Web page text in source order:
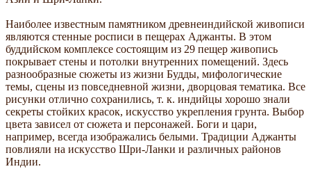
Наиболее известным памятником древнеиндийской живописи
являются стенные росписи в пещерах Аджанты. В этом
буддийском комплексе состоящим из 29 пещер живопись
покрывает стены и потолки внутренних помещений. Здесь
разнообразные сюжеты из жизни Будды, мифологические
темы, сцены из повседневной жизни, дворцовая тематика. Все
рисунки отлично сохранились, т. к. индийцы хорошо знали
секреты стойких красок, искусство укрепления грунта. Выбор
цвета зависел от сюжета и персонажей. Боги и цари,
например, всегда изображались белыми. Традиции Аджанты
повлияли на искусство Шри-Ланки и различных районов
Индии.